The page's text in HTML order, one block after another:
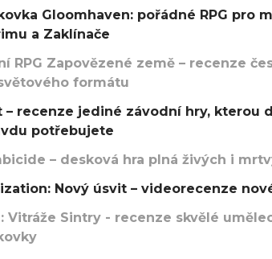
Gloomhaven: pořádné RPG pro
a Zaklínače
RPG Zapovězené země – recenze
formátu
– recenze jediné závodní hry, kterou
potřebujete
– desková hra plná živých i
Nový úsvit – videorecenze
Vitráže Sintry - recenze skvělé